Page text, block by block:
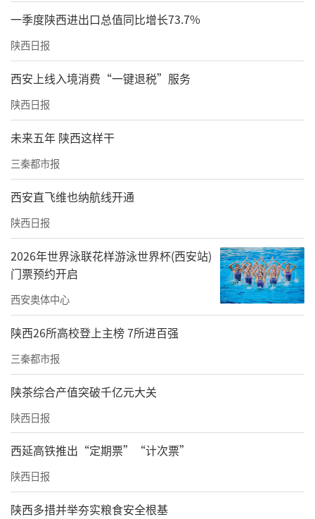
不同时期的矿洞和开采遗迹达到3000多个，在
附近还发现了秦汉时期的建筑遗址。旬阳位于
秦巴交界靠近秦岭一侧，距离秦始皇陵相对较
近，因此，陕西旬阳也可能是秦陵地宫水银的
另一大来源地。
秦始皇陵不仅是一座陵墓，更是一部活生生的
历史百科全书。随着科技的发展，或许有一天
我们不用打开陵墓，就可以通过先进的设备去
观察和探究墓室里的景象。
责任编辑：白睿祺 李晓庆
一季度陕西进出口总值同比增长73.7%
陕西日报
西安上线入境消费“一键退税”服务
陕西日报
未来五年 陕西这样干
三秦都市报
西安直飞维也纳航线开通
陕西日报
2026年世界泳联花样游泳世界杯(西安站)
门票预约开启
西安奥体中心
陕西26所高校登上主榜 7所进百强
三秦都市报
陕茶综合产值突破千亿元大关
陕西日报
西延高铁推出“定期票”“计次票”
陕西日报
陕西多措并举夯实粮食安全根基